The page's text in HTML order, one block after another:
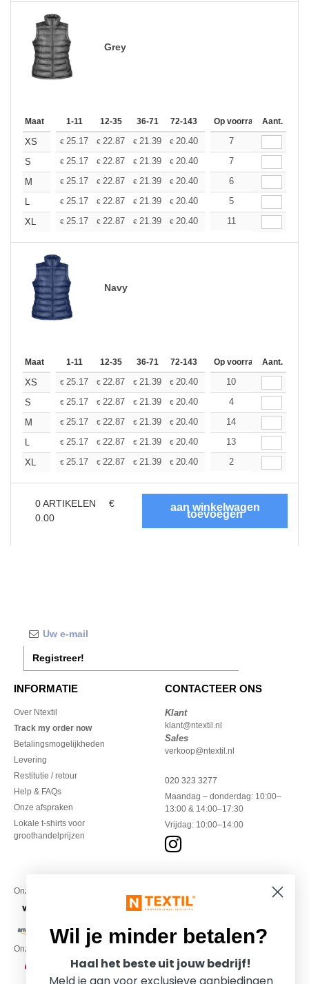
Grey
Maat 1-11 12-35 36-71 72-143 144-287 288 + Meer
Op voorraadAant.
XS € 25.17 € 22.87 € 21.39 € 20.40 19.25
7
S
€ 25.17 € 22.87 € 21.39 € 20.40 19.25
7
M
€ 25.17 € 22.87 € 21.39 € 20.40 19.25
6
L
€ 25.17 € 22.87 € 21.39 € 20.40 19.25
5
XL
€ 25.17 € 22.87 € 21.39 € 20.40 19.25
11
Navy
Maat 1-11 12-35 36-71 72-143 144-287 288 + Meer
Op voorraadAant.
XS € 25.17 € 22.87 € 21.39 € 20.40 19.25
10
S
€ 25.17 € 22.87 € 21.39 € 20.40 19.25
4
M
€ 25.17 € 22.87 € 21.39 € 20.40 19.25
14
L
€ 25.17 € 22.87 € 21.39 € 20.40 19.25
13
XL
€ 25.17 € 22.87 € 21.39 € 20.40 19.25
2
0ARTIKELEN
€
0.00
Registreer!
INFORMATIE
Over Ntextil
Track my order now
Betalingsmogelijkheden
Levering
Restitutie / retour
Help & FAQs
Onze afspraken
Lokale t-shirts voor
groothandelprijzen
CONTACTEER ONS
Klant
klant@ntextil.nl
Sales
verkoop@ntextil.nl
020 323 3277
Maandag – donderdag: 10:00–
13:00 & 14:00–17:30
Vrijdag: 10:00–14:00
Onze financiële partners
Onze transporteurs
Wil je minder betalen?
Haal het beste uit jouw bedrijf!